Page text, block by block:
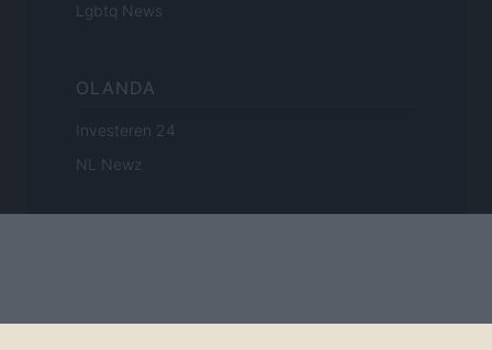
Lgbtq News
OLANDA
Investeren 24
NL Newz